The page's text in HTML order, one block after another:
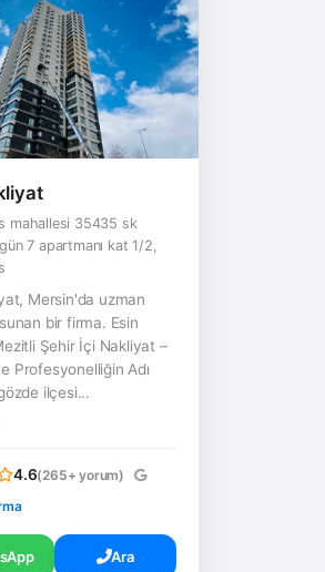
mahallesi 35435 sk
7 apartmanı kat 1/2,
Mersin'da uzman
bir firma. Esin
Şehir İçi Nakliyat –
Profesyonelliğin Adı
ilçesi...
4.6(265+ yorum)
Ara